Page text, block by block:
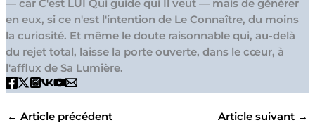
— car C'est LUI Qui guide qui Il veut — mais de générer
en eux, si ce n'est l'intention de Le Connaître, du moins
la curiosité. Et même le doute raisonnable qui, au-delà
du rejet total, laisse la porte ouverte, dans le cœur, à
l'afflux de Sa Lumière.
← Article précédent Article suivant →